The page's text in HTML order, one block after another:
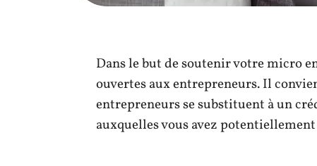
Dans le but de soutenir votre micro
ouvertes aux entrepreneurs. Il
entrepreneurs se substituent à un
auxquelles vous avez